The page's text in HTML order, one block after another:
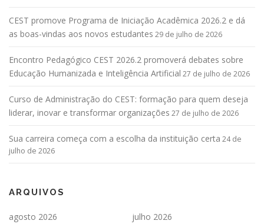
CEST promove Programa de Iniciação Acadêmica 2026.2 e dá
as boas-vindas aos novos estudantes 29 de julho de 2026
Encontro Pedagógico CEST 2026.2 promoverá debates sobre
Educação Humanizada e Inteligência Artificial 27 de julho de 2026
Curso de Administração do CEST: formação para quem deseja
liderar, inovar e transformar organizações 27 de julho de 2026
Sua carreira começa com a escolha da instituição certa 24 de
julho de 2026
ARQUIVOS
agosto 2026 julho 2026